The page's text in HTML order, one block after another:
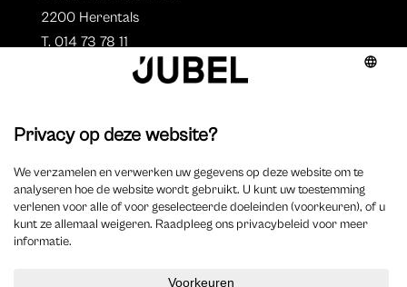
2200 Herentals
T. 014 73 78 11
Aperçu des auteurs
Devenir auteur ?